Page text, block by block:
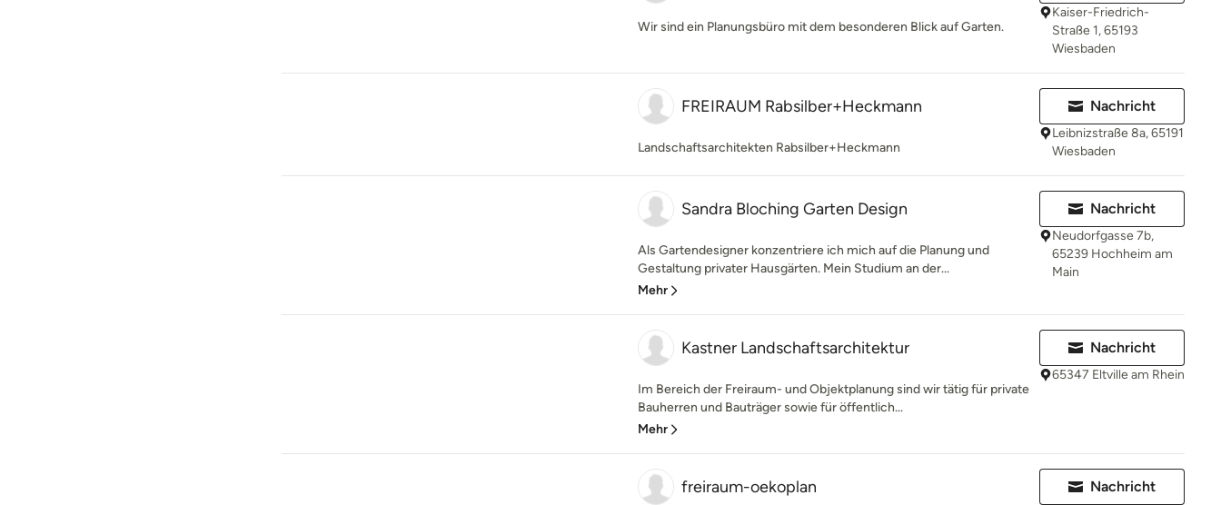
Wir sind ein Planungsbüro mit dem besonderen Blick auf Garten.
Kaiser-Friedrich-
Straße 1, 65193
Wiesbaden
FREIRAUM Rabsilber+Heckmann
Landschaftsarchitekten Rabsilber+Heckmann
Nachricht
Leibnizstraße 8a, 65191
Wiesbaden
Sandra Bloching Garten Design
Als Gartendesigner konzentriere ich mich auf die Planung und
Gestaltung privater Hausgärten. Mein Studium an der...
Mehr
Nachricht
Neudorfgasse 7b,
65239 Hochheim am
Main
Kastner Landschaftsarchitektur
Im Bereich der Freiraum- und Objektplanung sind wir tätig für private
Bauherren und Bauträger sowie für öffentlich...
Mehr
Nachricht
65347 Eltville am Rhein
freiraum-oekoplan Nachricht